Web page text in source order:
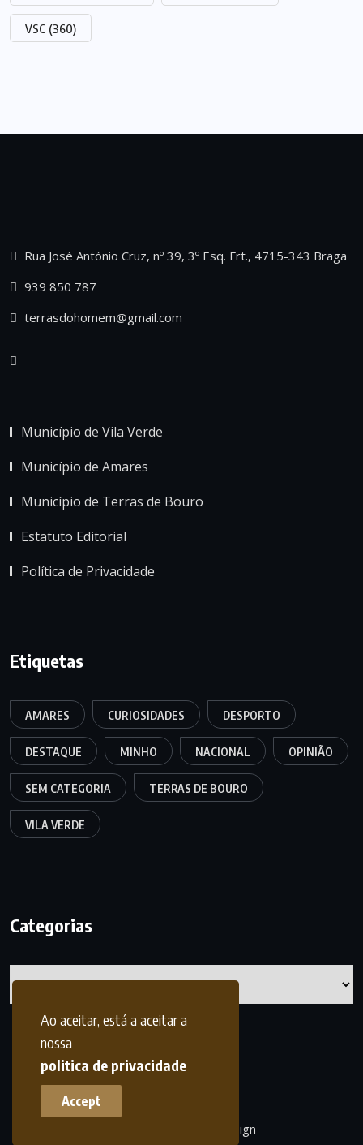
Ao aceitar, está a aceitar a
nossa
politica de privacidade
Accept
VSC (360)
Rua José António Cruz, nº 39, 3º Esq. Frt., 4715-343 Braga
939 850 787
terrasdohomem@gmail.com
Município de Vila Verde
Município de Amares
Município de Terras de Bouro
Estatuto Editorial
Política de Privacidade
Etiquetas
AMARES CURIOSIDADES DESPORTO
DESTAQUE MINHO NACIONAL OPINIÃO
SEM CATEGORIA TERRAS DE BOURO
VILA VERDE
Categorias
frdesign